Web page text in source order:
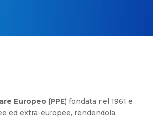
Europeo (PPE) fondata nel 1961 e
ed extra-europee, rendendola